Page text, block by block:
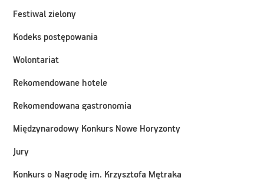
Festiwal zielony
Kodeks postępowania
Wolontariat
Rekomendowane hotele
Rekomendowana gastronomia
Międzynarodowy Konkurs Nowe Horyzonty
Jury
Konkurs o Nagrodę im. Krzysztofa Mętraka